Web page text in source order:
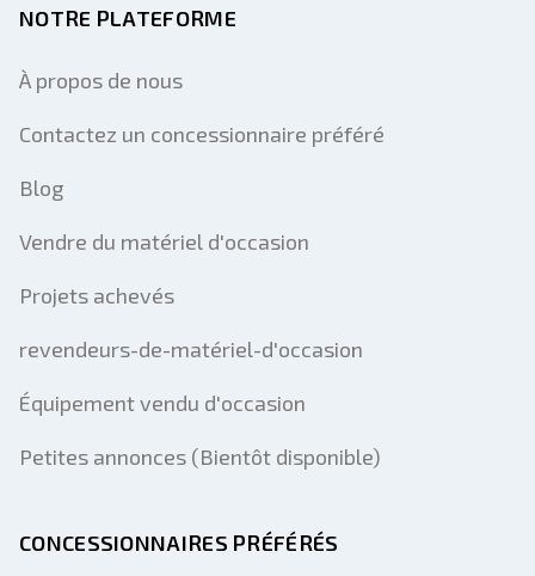
NOTRE PLATEFORME
À propos de nous
Contactez un concessionnaire préféré
Blog
Vendre du matériel d'occasion
Projets achevés
revendeurs-de-matériel-d'occasion
Équipement vendu d'occasion
Petites annonces (Bientôt disponible)
CONCESSIONNAIRES PRÉFÉRÉS